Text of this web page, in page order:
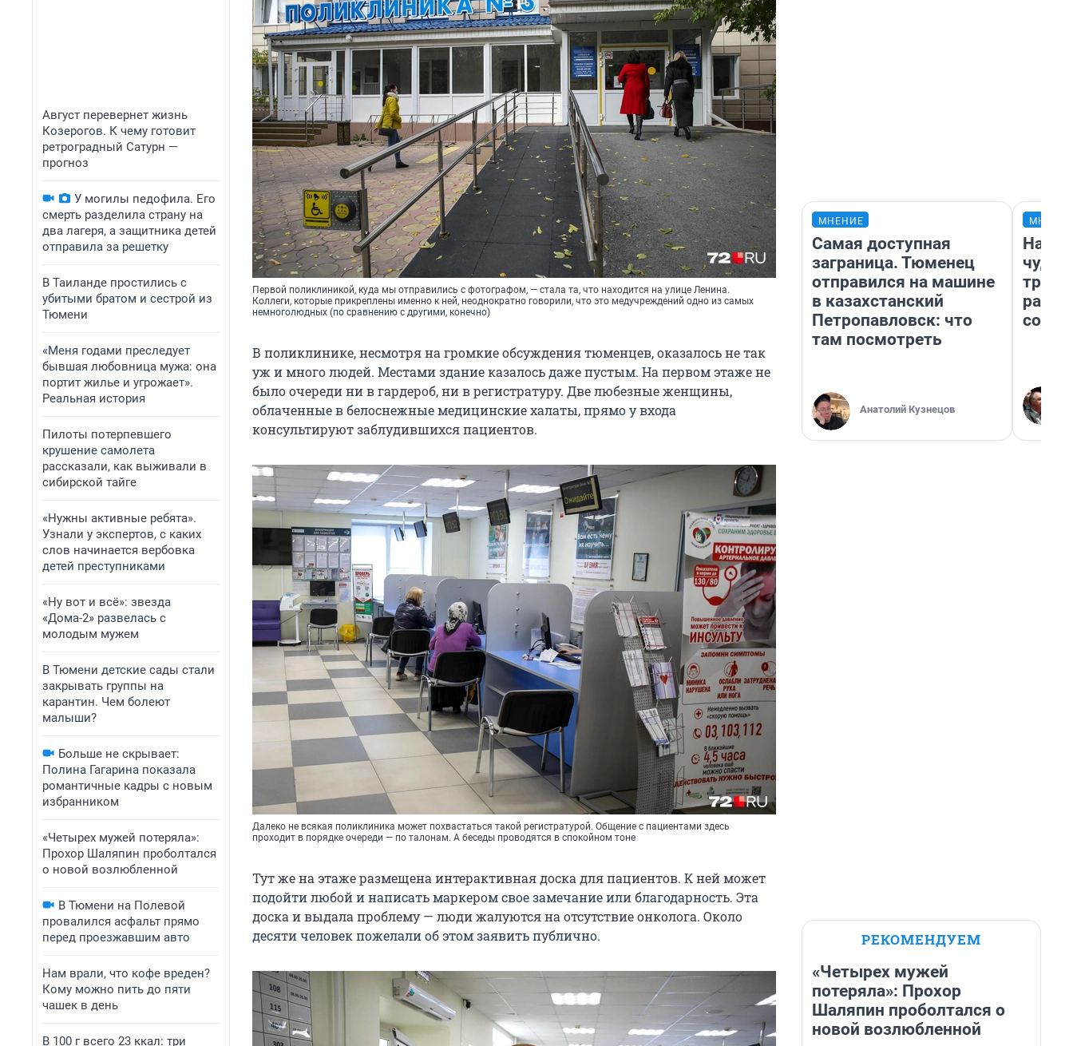
Август перевернет жизнь
Козерогов. К чему готовит
ретроградный Сатурн —
прогноз
У могилы педофила. Его
смерть разделила страну на
два лагеря, а защитника детей
отправила за решетку
В Таиланде простились с
убитыми братом и сестрой из
Тюмени
«Меня годами преследует
бывшая любовница мужа: она
портит жилье и угрожает».
Реальная история
Пилоты потерпевшего
крушение самолета
рассказали, как выживали в
сибирской тайге
«Нужны активные ребята».
Узнали у экспертов, с каких
слов начинается вербовка
детей преступниками
«Ну вот и всё»: звезда
«Дома-2» развелась с
молодым мужем
В Тюмени детские сады стали
закрывать группы на
карантин. Чем болеют
малыши?
Больше не скрывает:
Полина Гагарина показала
романтичные кадры с новым
избранником
«Четырех мужей потеряла»:
Прохор Шаляпин проболтался
о новой возлюбленной
В Тюмени на Полевой
провалился асфальт прямо
перед проезжавшим авто
Нам врали, что кофе вреден?
Кому можно пить до пяти
чашек в день
В 100 г всего 23 ккал: три
Первой поликлиникой, куда мы отправились с фотографом, — стала та, что находится на улице Ленина.
Коллеги, которые прикреплены именно к ней, неоднократно говорили, что это медучреждений одно из самых
немноголюдных (по сравнению с другими, конечно)
В поликлинике, несмотря на громкие обсуждения тюменцев, оказалось не так
уж и много людей. Местами здание казалось даже пустым. На первом этаже не
было очереди ни в гардероб, ни в регистратуру. Две любезные женщины,
облаченные в белоснежные медицинские халаты, прямо у входа
консультируют заблудившихся пациентов.
Далеко не всякая поликлиника может похвастаться такой регистратурой. Общение с пациентами здесь
проходит в порядке очереди — по талонам. А беседы проводятся в спокойном тоне
Тут же на этаже размещена интерактивная доска для пациентов. К ней может
подойти любой и написать маркером свое замечание или благодарность. Эта
доска и выдала проблему — люди жалуются на отсутствие онколога. Около
десяти человек пожелали об этом заявить публично.
МНЕНИЕ
Самая доступная
заграница. Тюменец
отправился на машине
в казахстанский
Петропавловск: что
там посмотреть
Анатолий Кузнецов
РЕКОМЕНДУЕМ
«Четырех мужей
потеряла»: Прохор
Шаляпин проболтался о
новой возлюбленной